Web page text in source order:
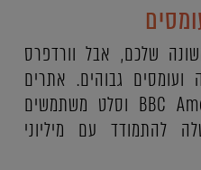
שלכם, אבל וורדפרס
ועומסים גבוהים. אתרים
גדולים כמו BBC America, Variety וסלט משתמשים
להתמודד עם מיליוני